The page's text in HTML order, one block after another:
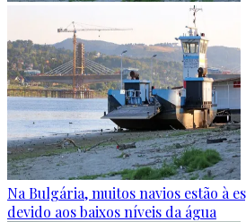
Na Bulgária, muitos navios estão à
devido aos baixos níveis da água